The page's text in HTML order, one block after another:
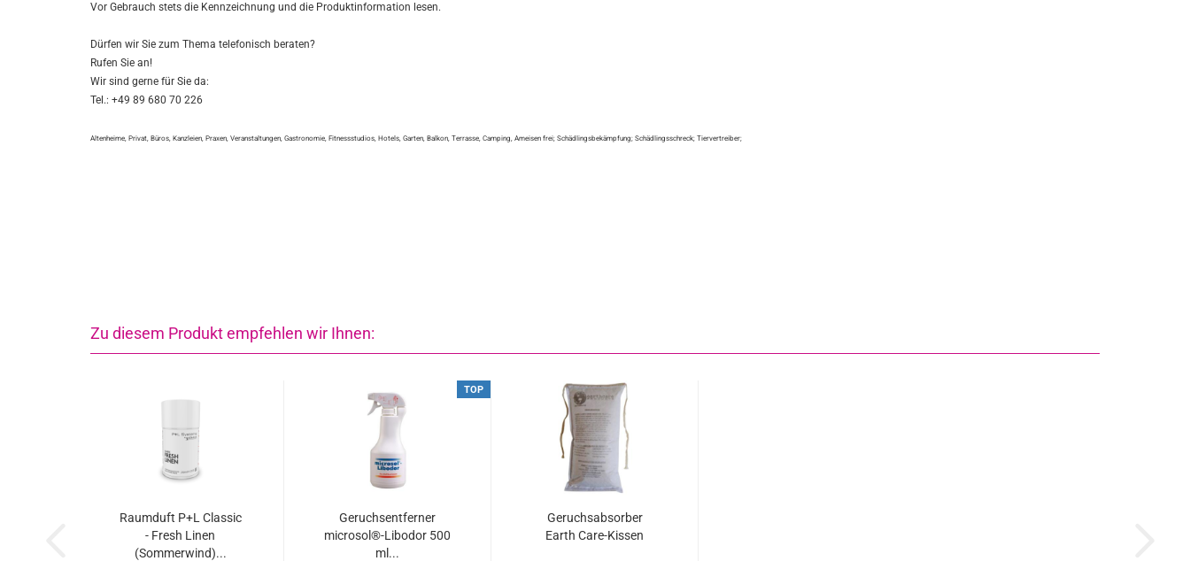
Vor Gebrauch stets die Kennzeichnung und die Produktinformation lesen.
Dürfen wir Sie zum Thema telefonisch beraten?
Rufen Sie an!
Wir sind gerne für Sie da:
Tel.: +49 89 680 70 226
Altenheime, Privat, Büros, Kanzleien, Praxen, Veranstaltungen, Gastronomie, Fitnessstudios, Hotels, Garten, Balkon, Terrasse, Camping, Ameisen frei; Schädlingsbekämpfung; Schädlingsschreck; Tiervertreiber;
Zu diesem Produkt empfehlen wir Ihnen:
Raumduft P+L Classic
- Fresh Linen
(Sommerwind)...
TOP
Geruchsentferner
microsol®-Libodor 500
ml...
Geruchsabsorber
Earth Care-Kissen